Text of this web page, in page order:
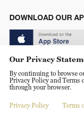
DOWNLOAD OUR
© China Radio
Shijingshan Road,
Our Privacy
By continuing to browse
Privacy Policy and Terms
through your browser.
Privacy Policy Terms